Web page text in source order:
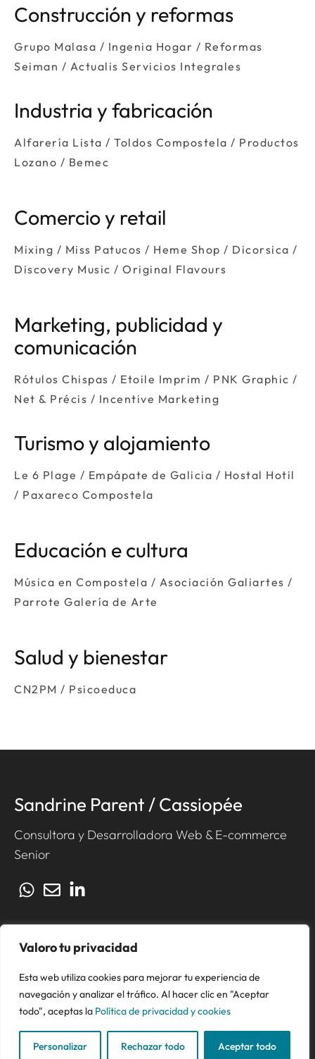
Valoro tu privacidad
Esta web utiliza cookies para mejorar tu experiencia de
navegación y analizar el tráfico. Al hacer clic en "Aceptar
todo", aceptas la Política de privacidad y cookies
Personalizar Rechazar todo Aceptar todo
Construcción y reformas
Grupo Malasa / Ingenia Hogar / Reformas
Seiman / Actualis Servicios Integrales
Industria y fabricación
Alfarería Lista / Toldos Compostela / Productos
Lozano / Bemec
Comercio y retail
Mixing / Miss Patucos / Heme Shop / Dicorsica /
Discovery Music / Original Flavours
Marketing, publicidad y
comunicación
Rótulos Chispas / Etoile Imprim / PNK Graphic /
Net & Précis / Incentive Marketing
Turismo y alojamiento
Le 6 Plage / Empápate de Galicia / Hostal Hotil
/ Paxareco Compostela
Educación e cultura
Música en Compostela / Asociación Galiartes /
Parrote Galería de Arte
Salud y bienestar
CN2PM / Psicoeduca
Sandrine Parent / Cassiopée
Consultora y Desarrolladora Web & E-commerce
Senior
CONTACTO
POLÍTICA DE PRIVACIDAD Y COOKIES
©2026